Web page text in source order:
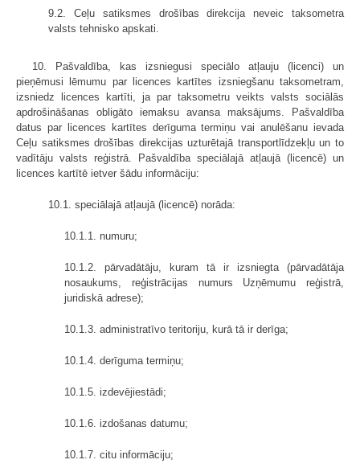
9.2. Ceļu satiksmes drošības direkcija neveic taksometra
valsts tehnisko apskati.
10. Pašvaldība, kas izsniegusi speciālo atļauju (licenci) un
pieņēmusi lēmumu par licences kartītes izsniegšanu taksometram,
izsniedz licences kartīti, ja par taksometru veikts valsts sociālās
apdrošināšanas obligāto iemaksu avansa maksājums. Pašvaldība
datus par licences kartītes derīguma termiņu vai anulēšanu ievada
Ceļu satiksmes drošības direkcijas uzturētajā transportlīdzekļu un to
vadītāju valsts reģistrā. Pašvaldība speciālajā atļaujā (licencē) un
licences kartītē ietver šādu informāciju:
10.1. speciālajā atļaujā (licencē) norāda:
10.1.1. numuru;
10.1.2. pārvadātāju, kuram tā ir izsniegta (pārvadātāja
nosaukums, reģistrācijas numurs Uzņēmumu reģistrā,
juridiskā adrese);
10.1.3. administratīvo teritoriju, kurā tā ir derīga;
10.1.4. derīguma termiņu;
10.1.5. izdevējiestādi;
10.1.6. izdošanas datumu;
10.1.7. citu informāciju;